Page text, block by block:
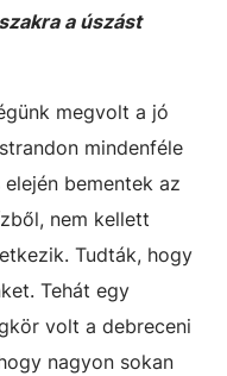
a úszást
megvolt a jó
mindenféle
bementek az
nem kellett
Tudták, hogy
Tehát egy
volt a debreceni
nagyon sokan